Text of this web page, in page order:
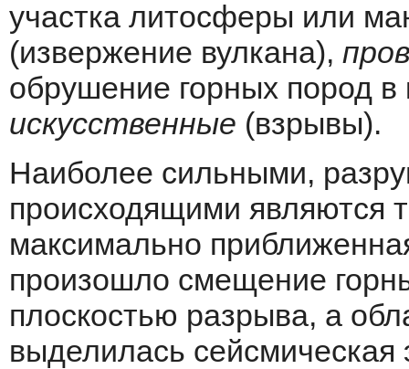
участ­ка литосферы или
(извержение вулкана),
обрушение горных пород в
искусственные (взрывы).
Наиболее сильными,
происходящими являются
максимально
произошло смещение
плоскостью разрыва, а
выделилась